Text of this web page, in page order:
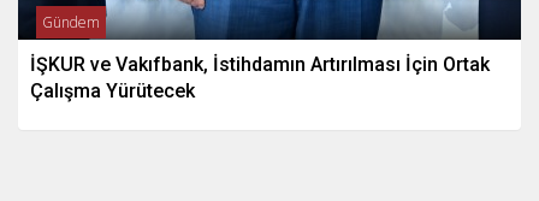
Gündem
İŞKUR ve Vakıfbank, İstihdamın Artırılması İçin Ortak
Çalışma Yürütecek